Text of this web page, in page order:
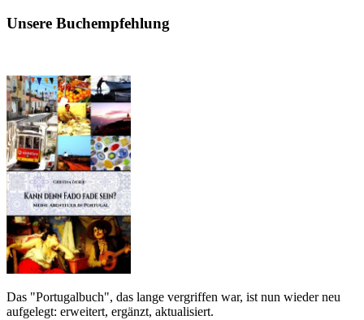
Unsere Buchempfehlung
Das "Portugalbuch", das lange vergriffen war, ist nun wieder neu
aufgelegt: erweitert, ergänzt, aktualisiert.